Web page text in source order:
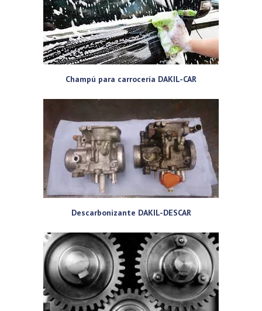
Champú para carrocería DAKIL-CAR
Descarbonizante DAKIL-DESCAR